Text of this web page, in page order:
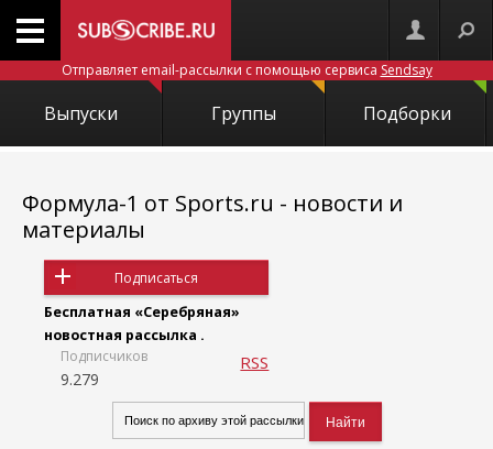
Отправляет email-рассылки с помощью сервиса Sendsay
Выпуски Группы Подборки
Формула-1 от Sports.ru - новости и
материалы
Подписаться
Бесплатная «Серебряная»
новостная рассылка .
Подписчиков
9.279
RSS